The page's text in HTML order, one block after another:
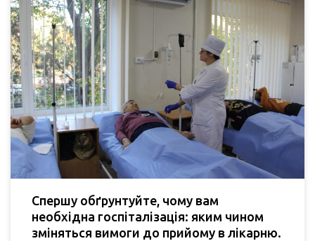
Спершу обґрунтуйте, чому вам
необхідна госпіталізація: яким чином
зміняться вимоги до прийому в лікарню.